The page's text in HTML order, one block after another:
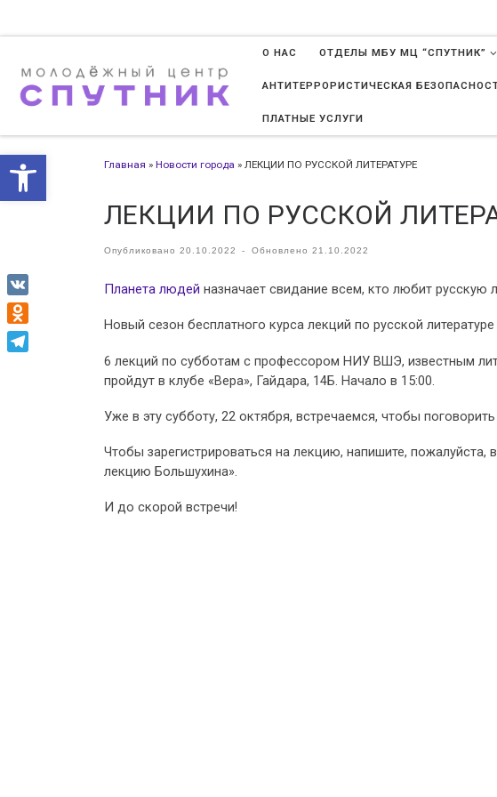
Открыть панель инструментов
О НАС ОТДЕЛЫ МБУ МЦ “СПУТНИК”
АНТИТЕРРОРИСТИЧЕСКАЯ
ПЛАТНЫЕ УСЛУГИ
Главная » Новости города » ЛЕКЦИИ ПО РУССКОЙ ЛИТЕРАТУРЕ
ЛЕКЦИИ ПО РУССКОЙ
Опубликовано 20.10.2022 - Обновлено 21.10.2022
Планета людей назначает свидание всем, кто любит русскую
Новый сезон бесплатного курса лекций по русской
6 лекций по субботам с профессором НИУ ВШЭ, известным
пройдут в клубе «Вера», Гайдара, 14Б. Начало в 15:00.
Уже в эту субботу, 22 октября, встречаемся, чтобы
Чтобы зарегистрироваться на лекцию, напишите, пожалуйста,
лекцию Большухина».
И до скорой встречи!
VK
Odnoklassniki